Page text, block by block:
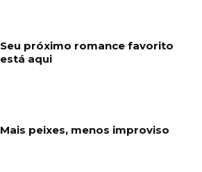
Seu próximo romance favorito
está aqui
Mais peixes, menos improviso